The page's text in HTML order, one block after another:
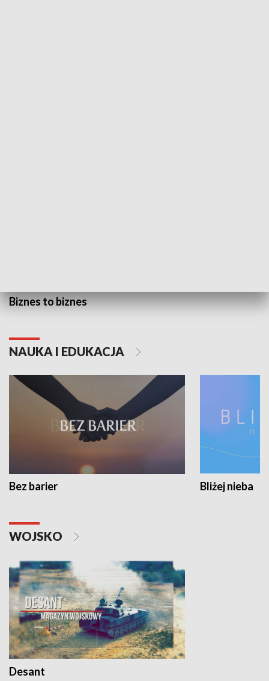
Biznes to biznes
NAUKA I EDUKACJA
Bez barier Bliżej nieba
WOJSKO
Desant